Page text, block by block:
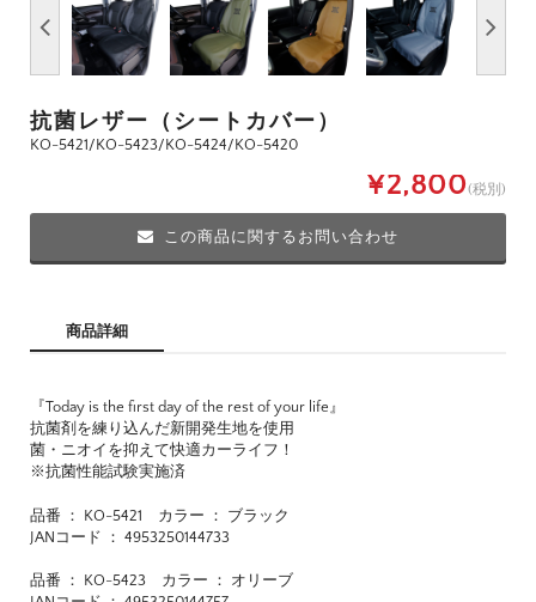
抗菌レザー（シートカバー）
KO-5421/KO-5423/KO-5424/KO-5420
¥2,800(税別)
この商品に関するお問い合わせ
商品詳細
『Today is the first day of the rest of your life』
抗菌剤を練り込んだ新開発生地を使用
菌・ニオイを抑えて快適カーライフ！
※抗菌性能試験実施済
品番 ： KO-5421 カラー ： ブラック
JANコード ： 4953250144733
品番 ： KO-5423 カラー ： オリーブ